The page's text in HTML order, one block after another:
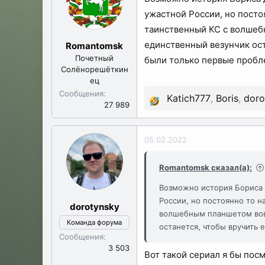
и
и
:
Romantomsk
Почетный
Солёнорешёткин
ец
Сообщения
27 989
ужастной России, но
таинственный КС с
единственный везунчик
были только первые
Р
е
Katich777, Boris,
dorotynsky
Команда форума
Сообщения
3 503
05.02.2022
Romantomsk сказал(а):
Возможно история
России, но постоянно то
волшебным планшетом
останется, чтобы
Вот такой сериал я бы